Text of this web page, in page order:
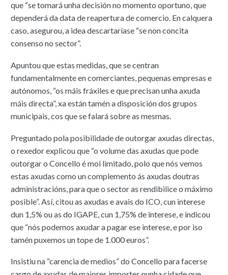
que “se tomará unha decisión no momento oportuno, que
dependerá da data de reapertura de comercio. En calquera
caso, asegurou, a idea descartaríase “se non concita
consenso no sector”.
Apuntou que estas medidas, que se centran
fundamentalmente en comerciantes, pequenas empresas e
autónomos, “os máis fráxiles e que precisan unha axuda
máis directa”, xa están tamén a disposición dos grupos
municipais, cos que se falará sobre as mesmas.
Preguntado pola posibilidade de outorgar axudas directas,
o rexedor explicou que “o volume das axudas que pode
outorgar o Concello é moi limitado, polo que nós vemos
estas axudas como un complemento ás axudas doutras
administracións, para que o sector as rendibilice o máximo
posible”. Así, citou as axudas e avais do ICO, cun interese
dun 1,5% ou as do IGAPE, cun 1,75% de interese, e indicou
que “nós podemos axudar a pagar ese interese, e por iso
tamén puxemos un tope de 1.000 euros”.
Insistiu na “carencia de medios” do Concello para facerse